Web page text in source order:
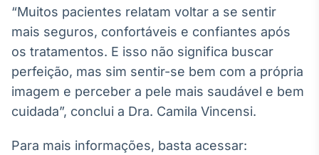
“Muitos pacientes relatam voltar a se sentir
mais seguros, confortáveis e confiantes após
os tratamentos. E isso não significa buscar
perfeição, mas sim sentir-se bem com a própria
imagem e perceber a pele mais saudável e bem
cuidada”, conclui a Dra. Camila Vincensi.
Para mais informações, basta acessar: